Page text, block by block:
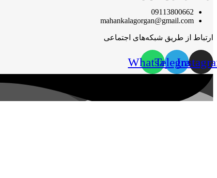
09113800662
mahankalagorgan@gmail.com
ارتباط از طریق شبکه‌های اجتماعی
Telegram
Whatsapp